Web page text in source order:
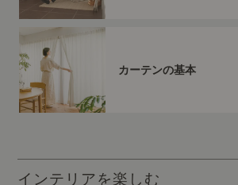
カーテンの基本
インテリアを楽しむ